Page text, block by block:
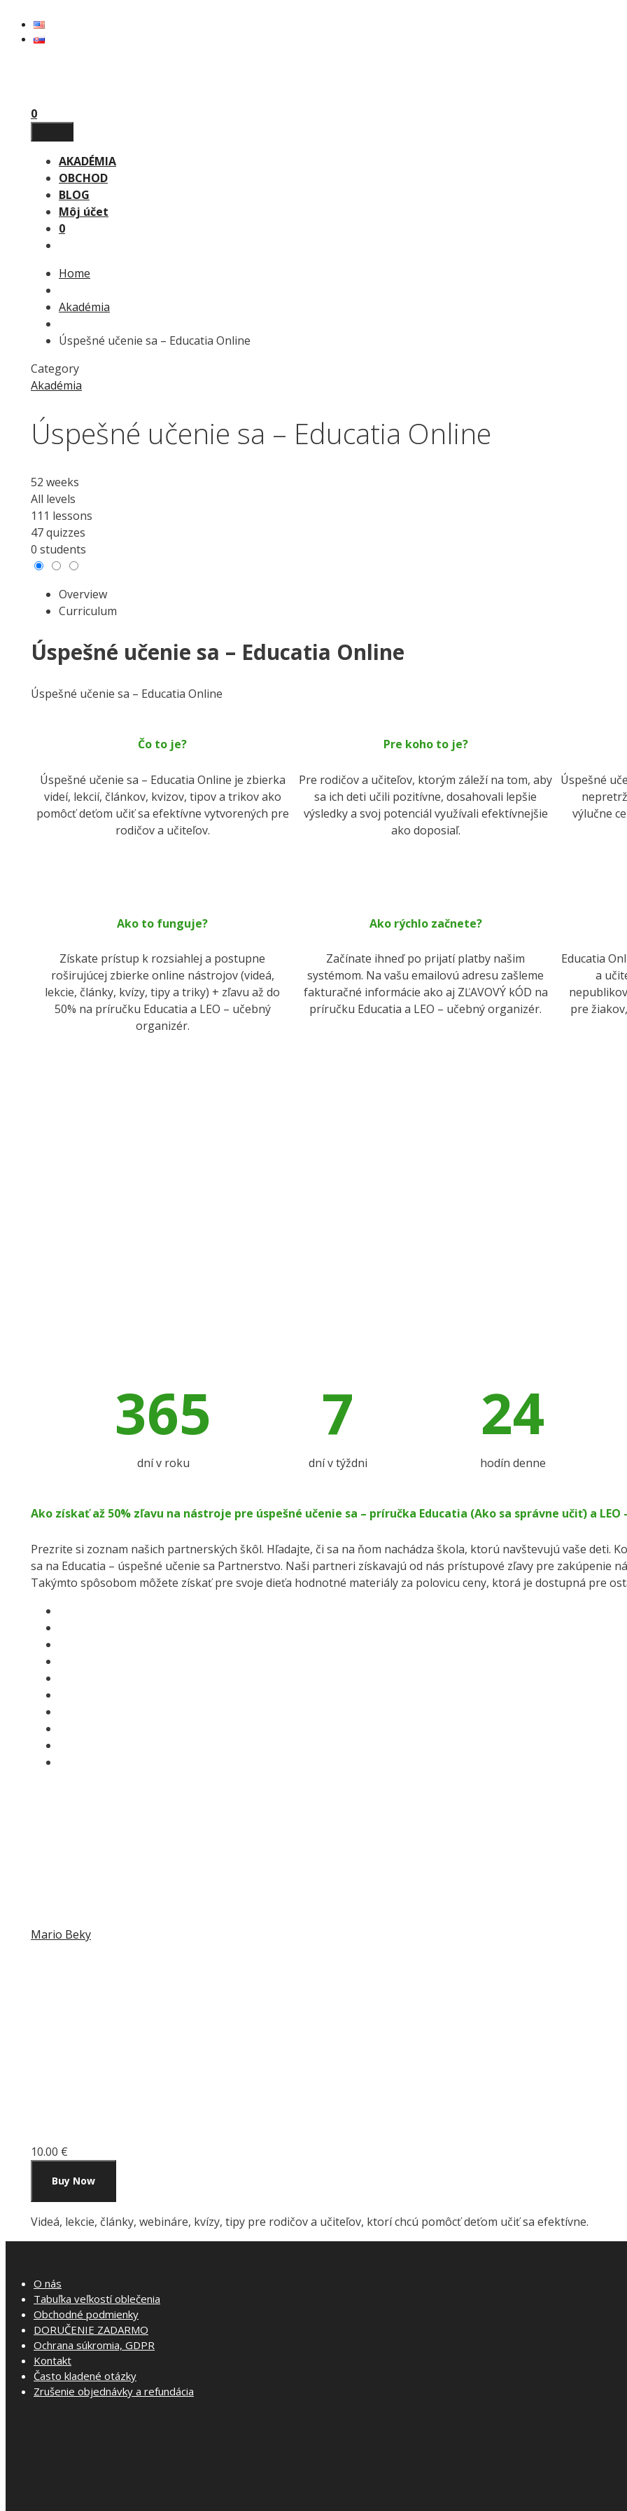
obsah
0
AKADÉMIA
OBCHOD
BLOG
Môj účet
0
Home
Akadémia
Úspešné učenie sa – Educatia Online
Category
Akadémia
Úspešné učenie sa – Educatia Online
52 weeks
All levels
111 lessons
47 quizzes
0 students
Overview
Curriculum
Úspešné učenie sa – Educatia Online
Úspešné učenie sa – Educatia Online
Čo to je?
Úspešné učenie sa – Educatia Online je zbierka
videí, lekcií, článkov, kvizov, tipov a trikov ako
pomôcť deťom učiť sa efektívne vytvorených pre
rodičov a učiteľov.
Pre koho to je?
Pre rodičov a učiteľov, ktorým záleží na tom, aby
sa ich deti učili pozitívne, dosahovali lepšie
výsledky a svoj potenciál využívali efektívnejšie
ako doposiaľ.
Úspešné
výlučne
Ako to funguje?
Získate prístup k rozsiahlej a postupne
roširujúcej zbierke online nástrojov (videá,
lekcie, články, kvízy, tipy a triky) + zľavu až do
50% na príručku Educatia a LEO – učebný
organizér.
Ako rýchlo začnete?
Začínate ihneď po prijatí platby našim
systémom. Na vašu emailovú adresu zašleme
fakturačné informácie ako aj ZĽAVOVÝ kÓD na
príručku Educatia a LEO – učebný organizér.
Educatia
a
pre
365
dní v roku
7
dní v týždni
24
hodín denne
Ako získať až 50% zľavu na nástroje pre úspešné učenie sa – príručka Educatia (Ako sa správne učiť) a LEO
Prezrite si zoznam našich partnerských škôl. Hľadajte, či sa na ňom nachádza škola, ktorú navštevujú vaše deti.
sa na Educatia – úspešné učenie sa Partnerstvo. Naši partneri získavajú od nás prístupové zľavy pre zakúpenie
Takýmto spôsobom môžete získať pre svoje dieťa hodnotné materiály za polovicu ceny, ktorá je dostupná pre
Mario Beky
10.00 €
Buy Now
Videá, lekcie, články, webináre, kvízy, tipy pre rodičov a učiteľov, ktorí chcú pomôcť deťom učiť sa efektívne.
O nás
Tabuľka veľkostí oblečenia
Obchodné podmienky
DORUČENIE ZADARMO
Ochrana súkromia, GDPR
Kontakt
Často kladené otázky
Zrušenie objednávky a refundácia